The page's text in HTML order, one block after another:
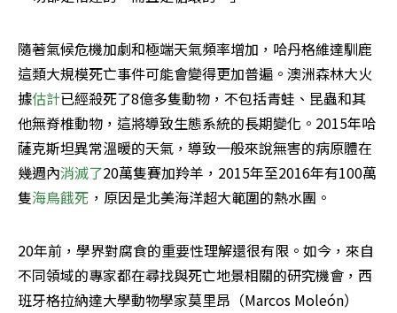
隨著氣候危機加劇和極端天氣頻率增加，哈丹格維達馴鹿
這類大規模死亡事件可能會變得更加普遍。澳洲森林大火
據估計已經殺死了8億多隻動物，不包括青蛙、昆蟲和其
他無脊椎動物，這將導致生態系統的長期變化。2015年哈
薩克斯坦異常溫暖的天氣，導致一般來說無害的病原體在
幾週內消滅了20萬隻賽加羚羊，2015年至2016年有100萬
隻海鳥餓死 ，原因是北美海洋超大範圍的熱水團。
20年前，學界對腐食的重要性理解還很有限。如今，來自
不同領域的專家都在尋找與死亡地景相關的研究機會，西
班牙格拉納達大學動物學家莫里昂（Marcos Moleón）